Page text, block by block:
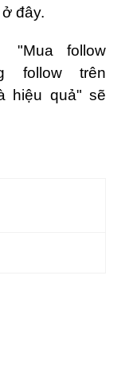
đây.
follow
follow trên
hiệu quả" sẽ